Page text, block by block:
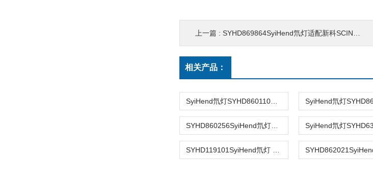
上一篇 : SYHD869864SyiHend氘灯适配新科SCINCO S-3100检测器
相关产品：